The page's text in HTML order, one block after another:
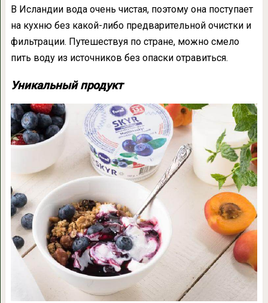
В Исландии вода очень чистая, поэтому она поступает
на кухню без какой-либо предварительной очистки и
фильтрации. Путешествуя по стране, можно смело
пить воду из источников без опаски отравиться.
Уникальный продукт